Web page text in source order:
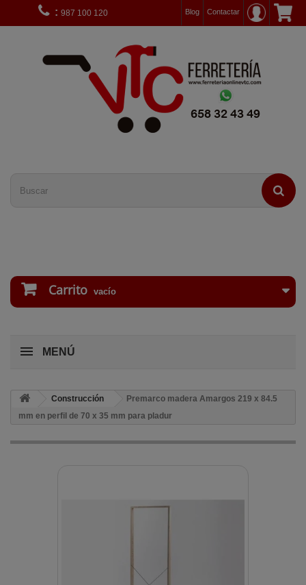
Contactar
: 987 100 120 Blog
Carrito vacío
MENÚ
Construcción
Premarco madera Amargos 219 x 84.5
mm en perfil de 70 x 35 mm para pladur